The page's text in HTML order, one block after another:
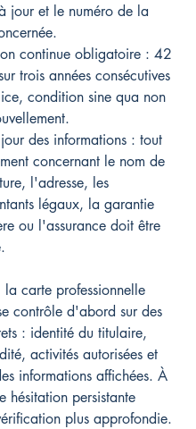
jour et le numéro de la
continue obligatoire : 42
trois années consécutives
condition sine qua non
des informations : tout
concernant le nom de
l'adresse, les
légaux, la garantie
ou l'assurance doit être
la carte professionnelle
contrôle d'abord sur des
: identité du titulaire,
activités autorisées et
informations affichées. À
hésitation persistante
plus approfondie.